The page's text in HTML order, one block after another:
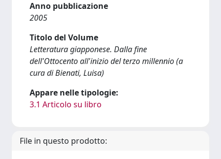
Anno pubblicazione
2005
Titolo del Volume
Letteratura giapponese. Dalla fine
dell'Ottocento all'inizio del terzo millennio (a
cura di Bienati, Luisa)
Appare nelle tipologie:
3.1 Articolo su libro
File in questo prodotto: